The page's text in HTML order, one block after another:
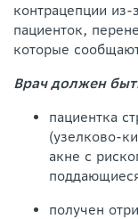
контрацепции
пациенток,
которые
Врач должен
пациентка
(узелково-
акне с
получен